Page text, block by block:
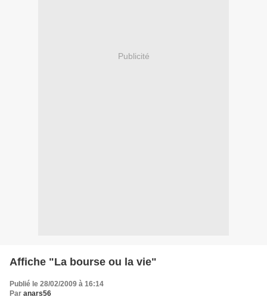
Publicité
Affiche "La bourse ou la vie"
Publié le 28/02/2009 à 16:14
Par anars56